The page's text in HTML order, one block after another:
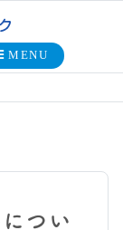
MENU
つい